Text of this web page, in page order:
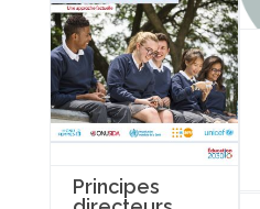
Principes